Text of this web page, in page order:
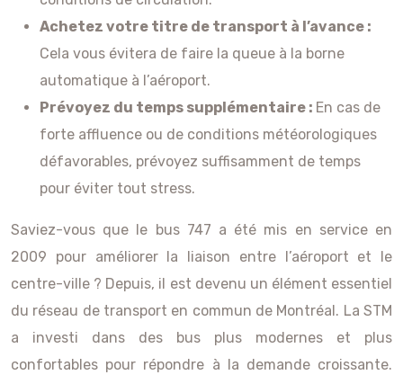
Achetez votre titre de transport à l’avance :
Cela vous évitera de faire la queue à la borne
automatique à l’aéroport.
Prévoyez du temps supplémentaire : En cas de
forte affluence ou de conditions météorologiques
défavorables, prévoyez suffisamment de temps
pour éviter tout stress.
Saviez-vous que le bus 747 a été mis en service en
2009 pour améliorer la liaison entre l’aéroport et le
centre-ville ? Depuis, il est devenu un élément essentiel
du réseau de transport en commun de Montréal. La STM
a investi dans des bus plus modernes et plus
confortables pour répondre à la demande croissante.